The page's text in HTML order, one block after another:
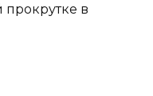
прокрутке в